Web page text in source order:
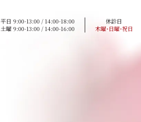
平日 9:00-13:00 / 14:00-18:00
土曜 9:00-13:00 / 14:00-16:00
休診日
木曜・日曜・祝日